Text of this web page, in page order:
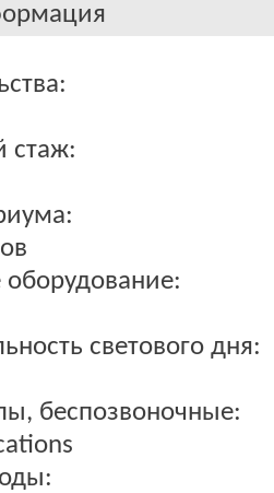
стаж:
светового дня:
беспозвоночные: